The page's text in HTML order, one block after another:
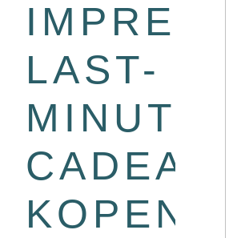
LAST-
MINUTE
CADEAU
KOPEN